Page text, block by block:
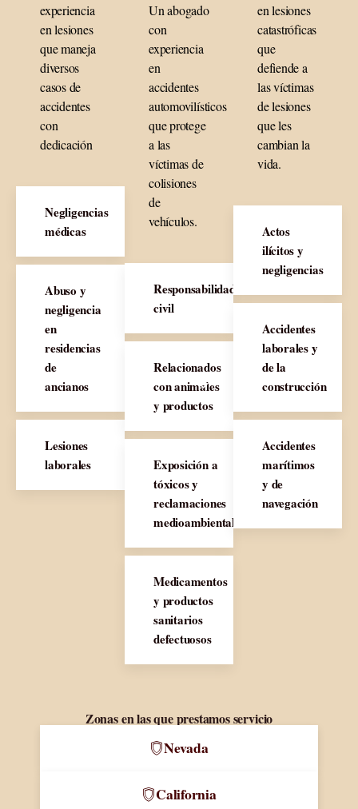
experiencia
en lesiones
que maneja
diversos
casos de
accidentes
con
dedicación
Negligencias
médicas
Abuso y
negligencia
en
residencias
de
ancianos
Lesiones
laborales
Un abogado
con
experiencia
en
accidentes
automovilísticos
que protege
a las
víctimas de
colisiones
de
vehículos.
Responsabilidad
civil
Relacionados
con animales
y productos
Exposición a
tóxicos y
reclamaciones
medioambientales
Medicamentos
y productos
sanitarios
defectuosos
en lesiones
catastróficas
que
defiende a
las víctimas
de lesiones
que les
cambian la
vida.
Actos
ilícitos y
negligencias
Accidentes
laborales y
de la
construcción
Accidentes
marítimos
y de
navegación
Zonas en las que prestamos servicio
Nevada
California